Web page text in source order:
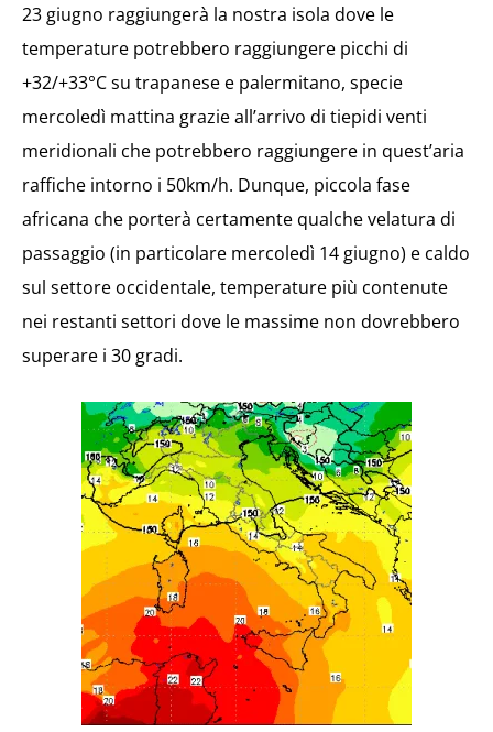
23 giugno raggiungerà la nostra isola dove le
temperature potrebbero raggiungere picchi di
+32/+33°C su trapanese e palermitano, specie
mercoledì mattina grazie all’arrivo di tiepidi venti
meridionali che potrebbero raggiungere in quest’aria
raffiche intorno i 50km/h. Dunque, piccola fase
africana che porterà certamente qualche velatura di
passaggio (in particolare mercoledì 14 giugno) e caldo
sul settore occidentale, temperature più contenute
nei restanti settori dove le massime non dovrebbero
superare i 30 gradi.